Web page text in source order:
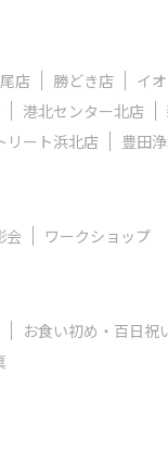
店 勝どき店 イ
港北センター北店
リート浜北店 豊田
会 ワークショップ
お食い初め・百日祝